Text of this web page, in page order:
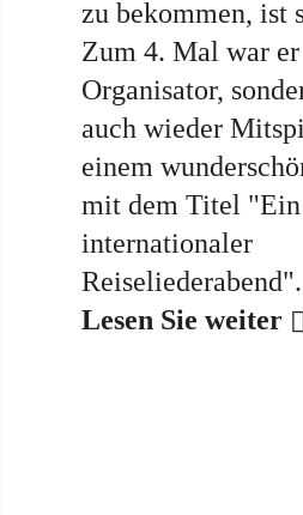
zu bekommen, ist
Zum 4. Mal war
Organisator,
auch wieder
einem
mit dem Titel "Ein
internationaler
Reiseliederabend".
Lesen Sie weiter